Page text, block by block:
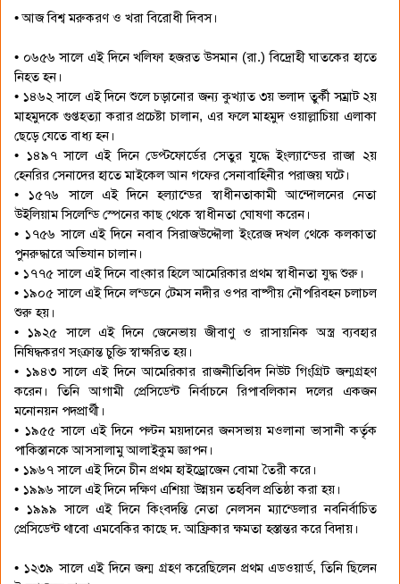
• আজ বিশ্ব মরুকরণ ও খরা বিরোধী দিবস।
• ০৬৫৬ সালে এই দিনে খলিফা হজরত উসমান (রা.) বিদ্রোহী ঘাতকের হাতে
নিহত হন।
• ১৪৬২ সালে এই দিনে শুলে চড়ানোর জন্য কুখ্যাত ৩য় ভলাদ তুর্কী সম্রাট ২য়
মাহমুদকে গুপ্তহত্যা করার প্রচেষ্টা চালান, এর ফলে মাহমুদ ওয়াল্লাচিয়া এলাকা
ছেড়ে যেতে বাধ্য হন।
• ১৪৯৭ সালে এই দিনে ডেপ্টফোর্ডের সেতুর যুদ্ধে ইংল্যান্ডের রাজা ২য়
হেনরির সেনাদের হাতে মাইকেল আন গফের সেনাবাহিনীর পরাজয় ঘটে।
• ১৫৭৬ সালে এই দিনে হল্যান্ডের স্বাধীনতাকামী আন্দোলনের নেতা
উইলিয়াম সিলেন্ডি স্পেনের কাছ থেকে স্বাধীনতা ঘোষণা করেন।
• ১৭৫৬ সালে এই দিনে নবাব সিরাজউদ্দৌলা ইংরেজ দখল থেকে কলকাতা
পুনরুদ্ধারে অভিযান চালান।
• ১৭৭৫ সালে এই দিনে বাংকার হিলে আমেরিকার প্রথম স্বাধীনতা যুদ্ধ শুরু।
• ১৯০৫ সালে এই দিনে লন্ডনে টেমস নদীর ওপর বাষ্পীয় নৌপরিবহন চলাচল
শুরু হয়।
• ১৯২৫ সালে এই দিনে জেনেভায় জীবাণু ও রাসায়নিক অস্ত্র ব্যবহার
নিষিদ্ধকরণ সংক্রান্ত চুক্তি স্বাক্ষরিত হয়।
• ১৯৪৩ সালে এই দিনে আমেরিকার রাজনীতিবিদ নিউট গিংগ্রিট জন্মগ্রহণ
করেন। তিনি আগামী প্রেসিডেন্ট নির্বাচনে রিপাবলিকান দলের একজন
মনোনয়ন পদপ্রার্থী।
• ১৯৫৫ সালে এই দিনে পল্টন ময়দানের জনসভায় মওলানা ভাসানী কর্তৃক
পাকিস্তানকে আসসালামু আলাইকুম জ্ঞাপন।
• ১৯৬৭ সালে এই দিনে চীন প্রথম হাইড্রোজেন বোমা তৈরী করে।
• ১৯৯৬ সালে এই দিনে দক্ষিণ এশিয়া উন্নয়ন তহবিল প্রতিষ্ঠা করা হয়।
• ১৯৯৯ সালে এই দিনে কিংবদন্তি নেতা নেলসন ম্যান্ডেলার নবনির্বাচিত
প্রেসিডেন্ট থাবো এমবেকির কাছে দ. আফ্রিকার ক্ষমতা হস্তান্তর করে বিদায়।
• ১২৩৯ সালে এই দিনে জন্ম গ্রহণ করেছিলেন প্রথম এডওয়ার্ড, তিনি ছিলেন